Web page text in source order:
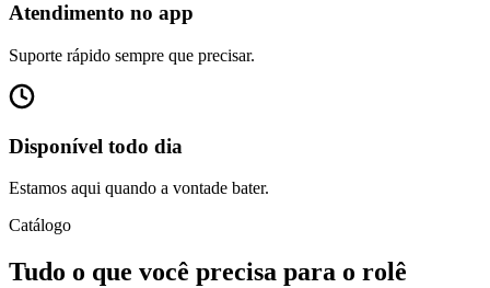
Atendimento no app
Suporte rápido sempre que precisar.
Disponível todo dia
Estamos aqui quando a vontade bater.
Catálogo
Tudo o que você precisa para o rolê